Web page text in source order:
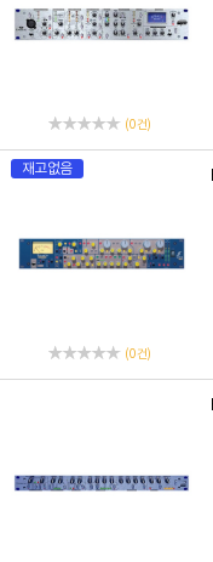
(0 건)
재고없음
(0 건)